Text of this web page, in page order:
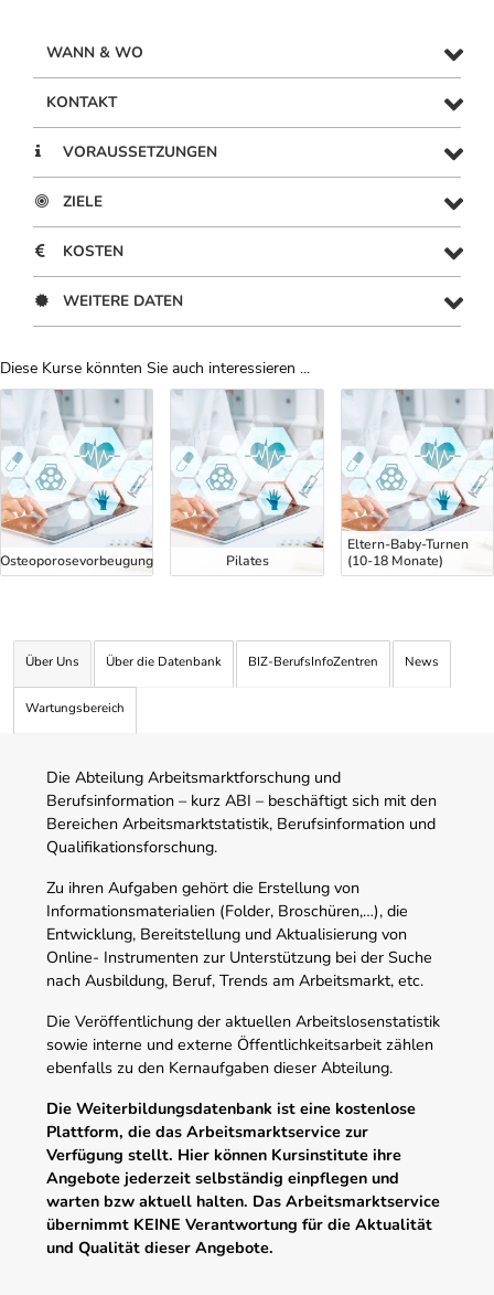
WANN & WO
KONTAKT
VORAUSSETZUNGEN
ZIELE
KOSTEN
WEITERE DATEN
Diese Kurse könnten Sie auch interessieren ...
Uber Weiterbildungsvorschläge
Osteoporosevorbeugung Pilates
Eltern-Baby-Turnen
(10-18 Monate)
Über Uns Über die Datenbank BIZ-BerufsInfoZentren News
Wartungsbereich
Die Abteilung Arbeitsmarktforschung und
Berufsinformation – kurz ABI – beschäftigt sich mit den
Bereichen Arbeitsmarktstatistik, Berufsinformation und
Qualifikationsforschung.
Zu ihren Aufgaben gehört die Erstellung von
Informationsmaterialien (Folder, Broschüren,…), die
Entwicklung, Bereitstellung und Aktualisierung von
Online- Instrumenten zur Unterstützung bei der Suche
nach Ausbildung, Beruf, Trends am Arbeitsmarkt, etc.
Die Veröffentlichung der aktuellen Arbeitslosenstatistik
sowie interne und externe Öffentlichkeitsarbeit zählen
ebenfalls zu den Kernaufgaben dieser Abteilung.
Die Weiterbildungsdatenbank ist eine kostenlose
Plattform, die das Arbeitsmarktservice zur
Verfügung stellt. Hier können Kursinstitute ihre
Angebote jederzeit selbständig einpflegen und
warten bzw aktuell halten. Das Arbeitsmarktservice
übernimmt KEINE Verantwortung für die Aktualität
und Qualität dieser Angebote.